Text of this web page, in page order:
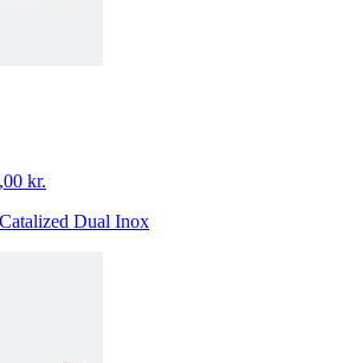
kr.
Dual Inox